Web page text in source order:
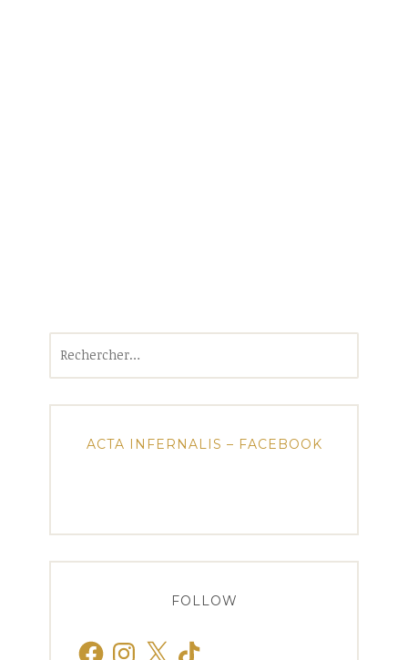
ACTA INFERNALIS – FACEBOOK
FOLLOW
FacebookInstagram
X TikTok